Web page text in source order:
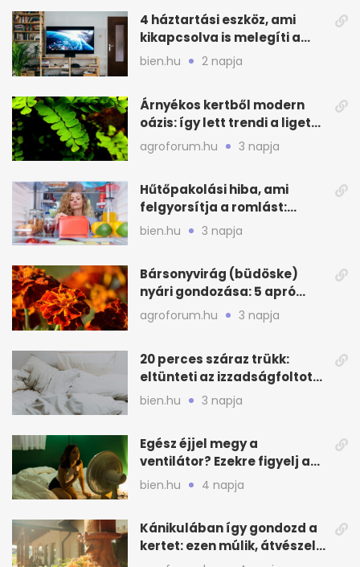
4 háztartási eszköz, ami
kikapcsolva is melegíti a
lakást
bien.hu 2 napja
Árnyékos kertből modern
oázis: így lett trendi a ligetes
zöld
agroforum.hu 3 napja
Hűtőpakolási hiba, ami
felgyorsítja a romlást:
zónákra figyelj
bien.hu 3 napja
Bársonyvirág (büdöske)
nyári gondozása: 5 apró
lépés a dús virágzásért
agroforum.hu 3 napja
20 perces száraz trükk:
eltünteti az izzadságfoltot
és a szagot a matracról
bien.hu 3 napja
Egész éjjel megy a
ventilátor? Ezekre figyelj a
hőségben alvásnál
bien.hu 4 napja
Kánikulában így gondozd a
kertet: ezen múlik, átvészeli-